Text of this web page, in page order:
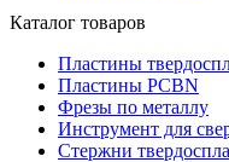
Каталог товаров
Пластины
Пластины PCBN
Фрезы по металлу
Инструмент для
Стержни